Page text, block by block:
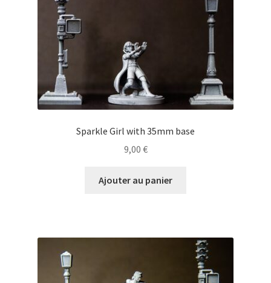
Sparkle Girl with 35mm base
9,00 €
Ajouter au panier